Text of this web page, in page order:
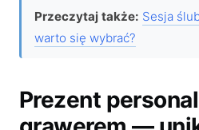
Przeczytaj także: Sesja
warto się wybrać?
Prezent